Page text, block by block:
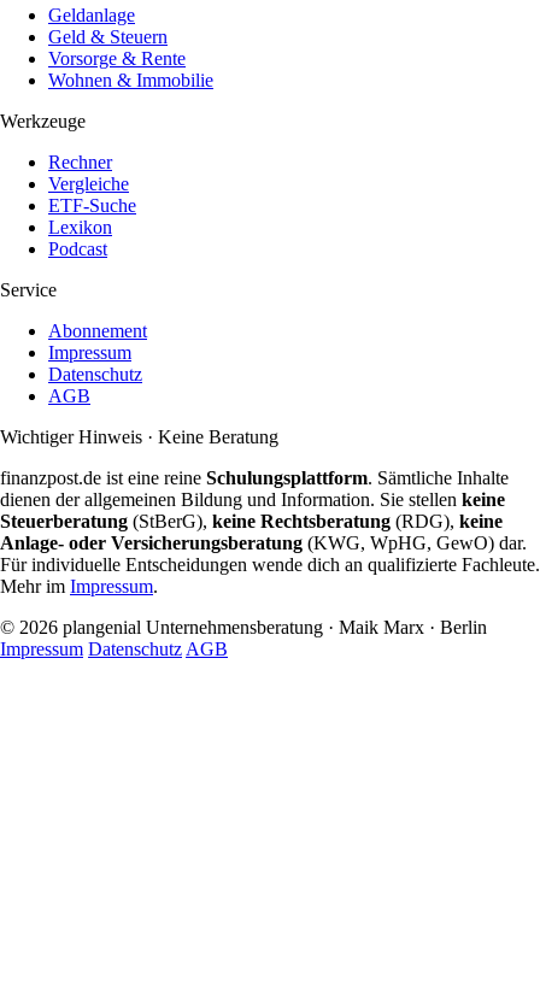
Geldanlage
Geld & Steuern
Vorsorge & Rente
Wohnen & Immobilie
Werkzeuge
Rechner
Vergleiche
ETF-Suche
Lexikon
Podcast
Service
Abonnement
Impressum
Datenschutz
AGB
Wichtiger Hinweis · Keine Beratung
finanzpost.de ist eine reine Schulungsplattform. Sämtliche Inhalte
dienen der allgemeinen Bildung und Information. Sie stellen keine
Steuerberatung (StBerG), keine Rechtsberatung (RDG), keine
Anlage- oder Versicherungsberatung (KWG, WpHG, GewO) dar.
Für individuelle Entscheidungen wende dich an qualifizierte Fachleute.
Mehr im Impressum.
© 2026 plangenial Unternehmensberatung · Maik Marx · Berlin
Impressum Datenschutz AGB